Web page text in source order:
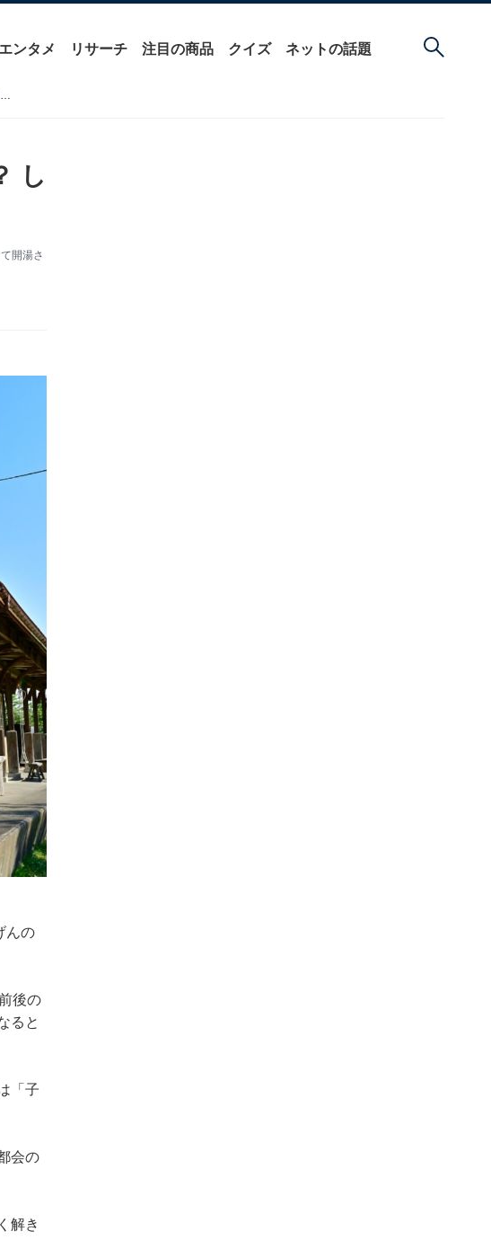
エンタメ リサーチ 注目の商品 クイズ ネットの話題
【福島県】「熱くて塩辛いお湯」熱塩温泉の魅力とは？ しだれ桜の並木道やひなびた情緒と静寂に癒やされる
し
開湯さ
んの
後の
ると
「子
会の
解き